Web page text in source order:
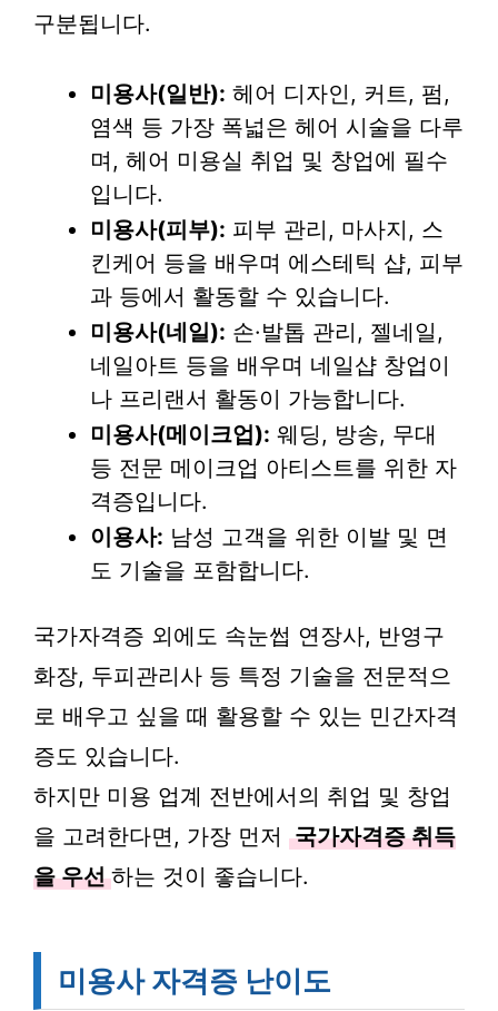
구분됩니다.
미용사(일반): 헤어 디자인, 커트, 펌,
염색 등 가장 폭넓은 헤어 시술을 다루
며, 헤어 미용실 취업 및 창업에 필수
입니다.
미용사(피부): 피부 관리, 마사지, 스
킨케어 등을 배우며 에스테틱 샵, 피부
과 등에서 활동할 수 있습니다.
미용사(네일): 손·발톱 관리, 젤네일,
네일아트 등을 배우며 네일샵 창업이
나 프리랜서 활동이 가능합니다.
미용사(메이크업): 웨딩, 방송, 무대
등 전문 메이크업 아티스트를 위한 자
격증입니다.
이용사: 남성 고객을 위한 이발 및 면
도 기술을 포함합니다.
국가자격증 외에도 속눈썹 연장사, 반영구
화장, 두피관리사 등 특정 기술을 전문적으
로 배우고 싶을 때 활용할 수 있는 민간자격
증도 있습니다.
하지만 미용 업계 전반에서의 취업 및 창업
을 고려한다면, 가장 먼저 국가자격증 취득
을 우선 하는 것이 좋습니다.
미용사 자격증 난이도